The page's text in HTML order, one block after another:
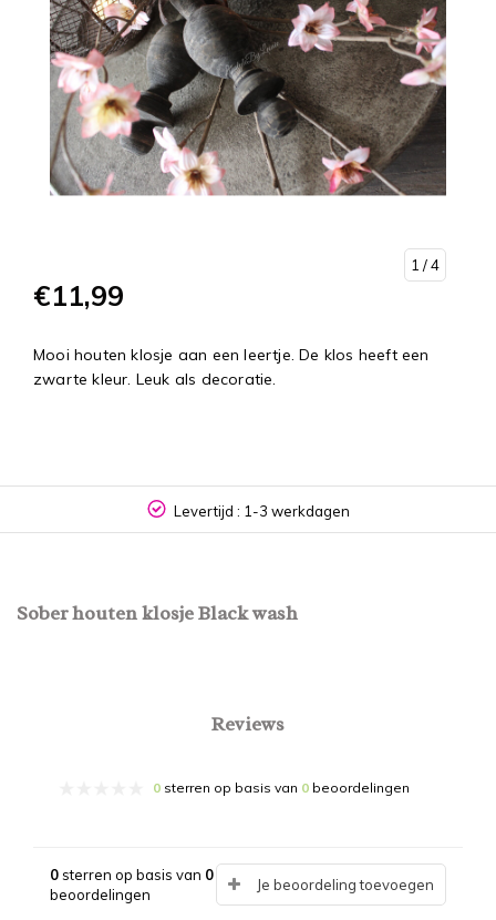
1 / 4
€11,99
Mooi houten klosje aan een leertje. De klos heeft een
zwarte kleur. Leuk als decoratie.
Levertijd : 1-3 werkdagen
Sober houten klosje Black wash
Reviews
0 sterren op basis van 0 beoordelingen
0sterren op basis van 0
beoordelingen
Je beoordeling toevoegen